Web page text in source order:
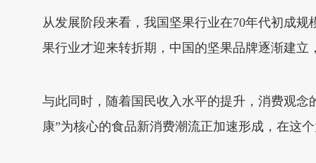
从发展阶段来看，我国坚果行业在70年代初成
果行业才迎来转折期，中国的坚果品牌逐渐建
与此同时，随着国民收入水平的提升，消费观
康”为核心的食品新消费潮流正加速形成，在这